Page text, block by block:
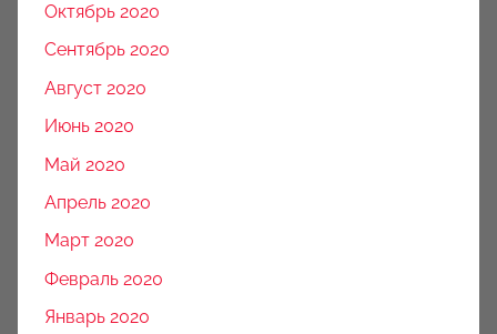
Октябрь 2020
Сентябрь 2020
Август 2020
Июнь 2020
Май 2020
Апрель 2020
Март 2020
Февраль 2020
Январь 2020